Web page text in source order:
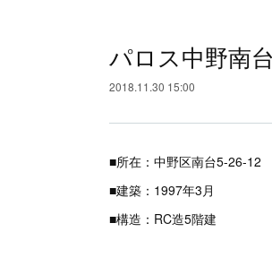
パロス中野南台
2018.11.30 15:00
■所在：中野区南台5-26-12
■建築：1997年3月
■構造：RC造5階建